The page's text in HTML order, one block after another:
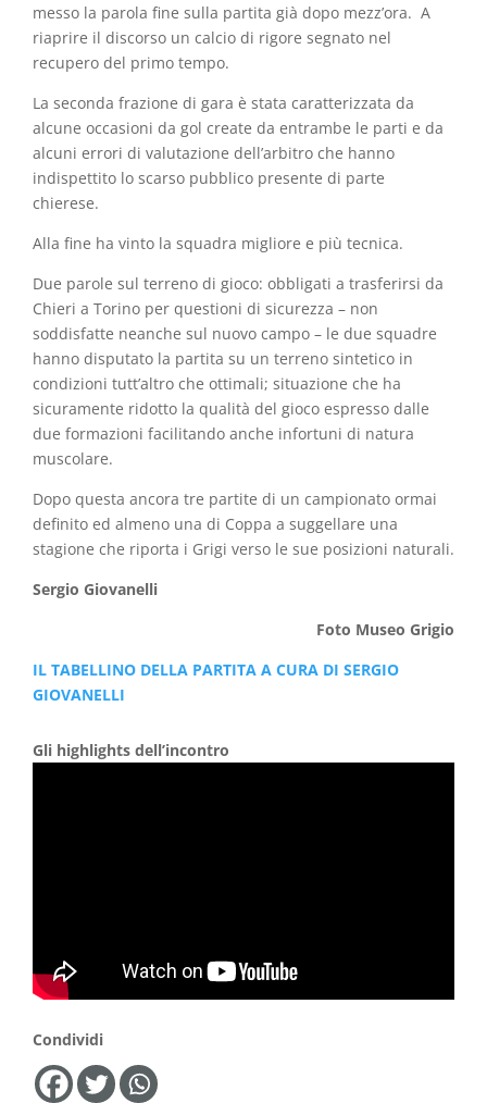
messo la parola fine sulla partita già dopo mezz’ora. A
riaprire il discorso un calcio di rigore segnato nel
recupero del primo tempo.
La seconda frazione di gara è stata caratterizzata da
alcune occasioni da gol create da entrambe le parti e da
alcuni errori di valutazione dell’arbitro che hanno
indispettito lo scarso pubblico presente di parte
chierese.
Alla fine ha vinto la squadra migliore e più tecnica.
Due parole sul terreno di gioco: obbligati a trasferirsi da
Chieri a Torino per questioni di sicurezza – non
soddisfatte neanche sul nuovo campo – le due squadre
hanno disputato la partita su un terreno sintetico in
condizioni tutt’altro che ottimali; situazione che ha
sicuramente ridotto la qualità del gioco espresso dalle
due formazioni facilitando anche infortuni di natura
muscolare.
Dopo questa ancora tre partite di un campionato ormai
definito ed almeno una di Coppa a suggellare una
stagione che riporta i Grigi verso le sue posizioni naturali.
Sergio Giovanelli
Foto Museo Grigio
IL TABELLINO DELLA PARTITA A CURA DI SERGIO
GIOVANELLI
Gli highlights dell’incontro
Condividi